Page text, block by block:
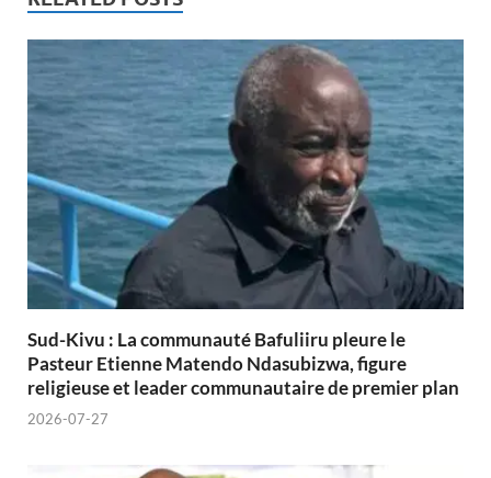
Sud-Kivu : La communauté Bafuliiru pleure le
Pasteur Etienne Matendo Ndasubizwa, figure
religieuse et leader communautaire de premier plan
2026-07-27